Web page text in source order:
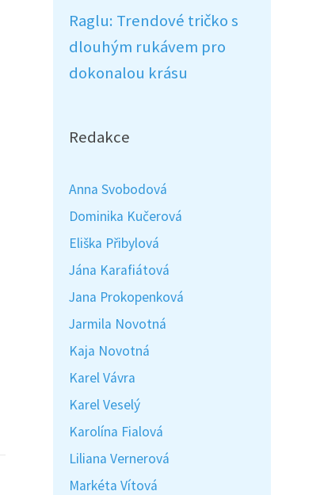
Raglu: Trendové tričko s
dlouhým rukávem pro
dokonalou krásu
Redakce
Anna Svobodová
Dominika Kučerová
Eliška Přibylová
Jána Karafiátová
Jana Prokopenková
Jarmila Novotná
Kaja Novotná
Karel Vávra
Karel Veselý
Karolína Fialová
Liliana Vernerová
Markéta Vítová